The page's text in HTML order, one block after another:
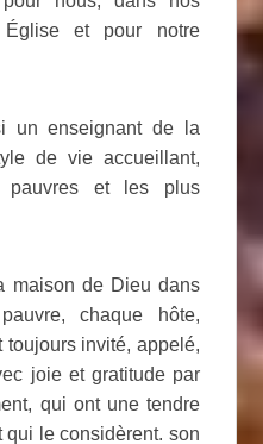
Église et pour notre
un enseignant de la
de vie accueillant,
pauvres et les plus
maison de Dieu dans
chaque hôte,
toujours invité, appelé,
joie et gratitude par
qui ont une tendre
qui le considèrent. son